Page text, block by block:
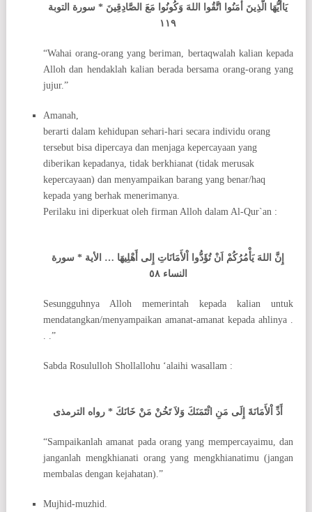
يَاأَيُّهَا الَّذِينَ أمَنُوا اتَّقُوا اللهَ وَكُونُوا مَعَ الصَّادِقِينَ * سورة التوبة
١١٩
“Wahai orang-orang yang beriman, bertaqwalah kalian kepada
Alloh dan hendaklah kalian berada bersama orang-orang yang
jujur.”
Amanah,
berarti dalam kehidupan sehari-hari secara individu orang
tersebut bisa dipercaya dan menjaga kepercayaan yang
diberikan kepadanya, tidak berkhianat (tidak merusak
kepercayaan) dan menyampaikan barang yang benar/haq
kepada yang berhak menerimanya.
Perilaku ini diperkuat oleh firman Alloh dalam Al-Qur`an :
إِنَّ اللهَ يَأْمُرُكُمْ اَنْ تُؤَدُّوا اْلأَمَانَاتِ إِلى أَهْلِيهَا … الأية * سورة
النساء ٥٨
Sesungguhnya Alloh memerintah kepada kalian untuk
mendatangkan/menyampaikan amanat-amanat kepada ahlinya .
. .”
Sabda Rosululloh Shollallohu ‘alaihi wasallam :
أَدِّ اْلأَمَانَةَ إِلَى مَنِ ائْتَمَنَكَ وَلاَ تَخُنْ مَنْ خَانَكَ * رواه الترمذى
“Sampaikanlah amanat pada orang yang mempercayaimu, dan
janganlah mengkhianati orang yang mengkhianatimu (jangan
membalas dengan kejahatan).”
Mujhid-muzhid.